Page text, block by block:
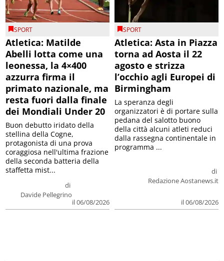
SPORT
Atletica: Matilde
Abelli lotta come una
leonessa, la 4×400
azzurra firma il
primato nazionale, ma
resta fuori dalla finale
dei Mondiali Under 20
di
Davide Pellegrino
il 06/08/2026
Buon debutto iridato della
stellina della Cogne,
protagonista di una prova
coraggiosa nell'ultima frazione
della seconda batteria della
staffetta mist...
SPORT
Atletica: Asta in Piazza
torna ad Aosta il 22
agosto e strizza
l’occhio agli Europei di
Birmingham
di
Redazione Aostanews.it
il 06/08/2026
La speranza degli
organizzatori è di portare sulla
pedana del salotto buono
della città alcuni atleti reduci
dalla rassegna continentale in
programma ...